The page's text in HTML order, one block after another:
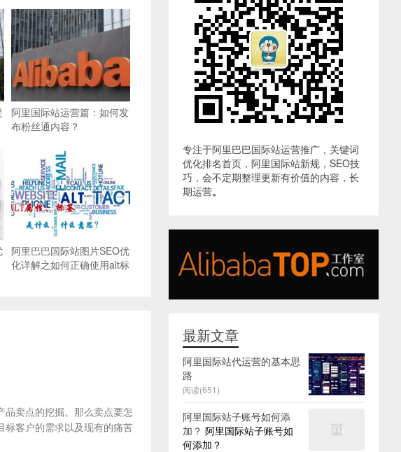
阿里国际站运营篇：如何发
布粉丝通内容？
阿里巴巴国际站图片SEO优
化详解之如何正确使用alt标
卖点的挖掘。那么卖点要怎
标客户的需求以及现有的痛苦
专注于阿里巴巴国际站运营推广，关键词
优化排名首页，阿里国际站新规，SEO技
巧，会不定期整理更新有价值的内容，长
期运营。
最新文章
阿里国际站代运营的基本思
路
阅读(651)
阿里国际站子账号如何添
加？ 阿里国际站子账号如
何添加？